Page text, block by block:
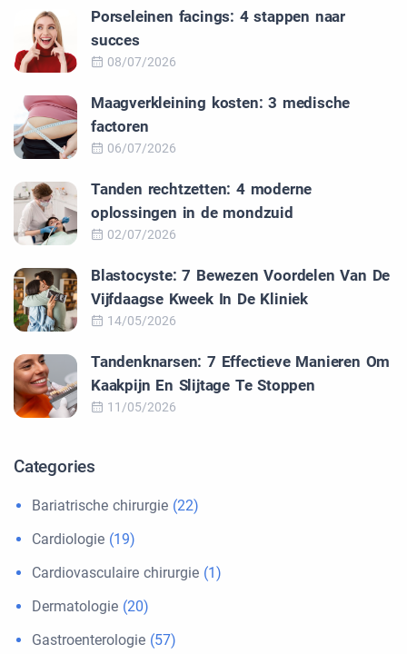
Porseleinen facings: 4 stappen naar
succes
08/07/2026
Maagverkleining kosten: 3 medische
factoren
06/07/2026
Tanden rechtzetten: 4 moderne
oplossingen in de mondzuid
02/07/2026
Blastocyste: 7 Bewezen Voordelen Van De
Vijfdaagse Kweek In De Kliniek
14/05/2026
Tandenknarsen: 7 Effectieve Manieren Om
Kaakpijn En Slijtage Te Stoppen
11/05/2026
Categories
Bariatrische chirurgie (22)
Cardiologie (19)
Cardiovasculaire chirurgie (1)
Dermatologie (20)
Gastroenterologie (57)